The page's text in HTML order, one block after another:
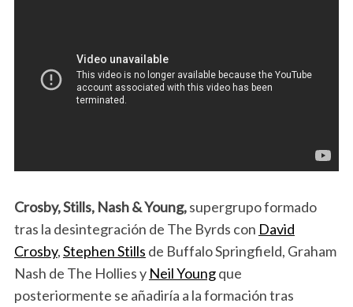
Crosby, Stills, Nash & Young,supergrupo formado
tras la desintegración de The Byrds con David
Crosby,Stephen Stills de Buffalo Springfield, Graham
Nash de The Hollies y Neil Youngque
posteriormente se añadiría a la formación tras